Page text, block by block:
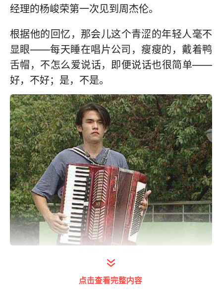
经理的杨峻荣第一次见到周杰伦。
根据他的回忆，那会儿这个青涩的年轻人毫不
显眼——每天睡在唱片公司，瘦瘦的，戴着鸭
舌帽，不怎么爱说话，即便说话也很简单——
好，不好；是，不是。
没想到，正是这个有些腼腆的年轻人，在华语
点击查看完整内容